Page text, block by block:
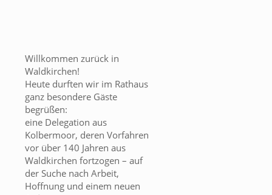
Willkommen zurück in
Waldkirchen!
Heute durften wir im Rathaus
ganz besondere Gäste
begrüßen:
eine Delegation aus
Kolbermoor, deren Vorfahren
vor über 140 Jahren aus
Waldkirchen fortzogen – auf
der Suche nach Arbeit,
Hoffnung und einem neuen